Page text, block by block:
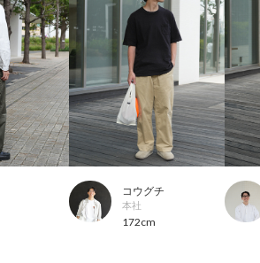
コウグチ
本社
172cm